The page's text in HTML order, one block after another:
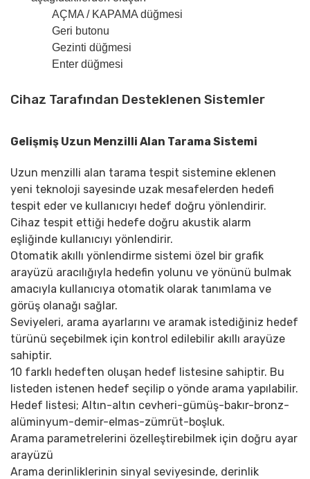
AÇMA / KAPAMA düğmesi
Geri butonu
Gezinti düğmesi
Enter düğmesi
Cihaz Tarafından Desteklenen Sistemler
Gelişmiş Uzun Menzilli Alan Tarama Sistemi
Uzun menzilli alan tarama tespit sistemine eklenen
yeni teknoloji sayesinde uzak mesafelerden hedefi
tespit eder ve kullanıcıyı hedef doğru yönlendirir.
Cihaz tespit ettiği hedefe doğru akustik alarm
eşliğinde kullanıcıyı yönlendirir.
Otomatik akıllı yönlendirme sistemi özel bir grafik
arayüzü aracılığıyla hedefin yolunu ve yönünü bulmak
amacıyla kullanıcıya otomatik olarak tanımlama ve
görüş olanağı sağlar.
Seviyeleri, arama ayarlarını ve aramak istediğiniz hedef
türünü seçebilmek için kontrol edilebilir akıllı arayüze
sahiptir.
10 farklı hedeften oluşan hedef listesine sahiptir. Bu
listeden istenen hedef seçilip o yönde arama yapılabilir.
Hedef listesi; Altın-altın cevheri-gümüş-bakır-bronz-
alüminyum-demir-elmas-zümrüt-boşluk.
Arama parametrelerini özelleştirebilmek için doğru ayar
arayüzü
Arama derinliklerinin sinyal seviyesinde, derinlik